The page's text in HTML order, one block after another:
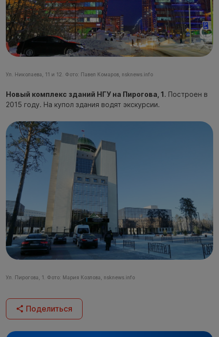
Ул. Николаева, 11 и 12. Фото: Павел Комаров, nsknews.info
Новый комплекс зданий НГУ на Пирогова, 1. Построен в
2015 году. На купол здания водят экскурсии.
Ул. Пирогова, 1. Фото: Мария Козлова, nsknews.info
Поделиться